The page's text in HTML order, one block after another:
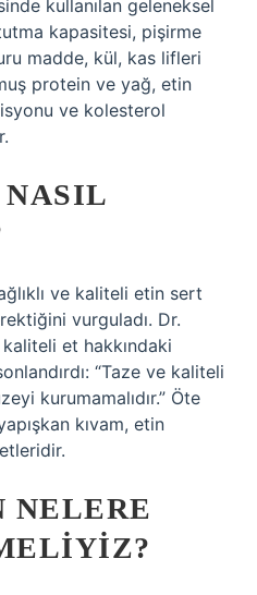
kullanılan geleneksel
kapasitesi, pişirme
madde, kül, kas lifleri
protein ve yağ, etin
ve kolesterol
ve kaliteli etin sert
vurguladı. Dr.
et hakkındaki
“Taze ve kaliteli
kurumamalıdır.” Öte
kıvam, etin
NELERE